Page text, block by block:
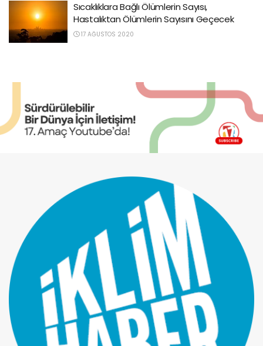
Sıcaklıklara Bağlı Ölümlerin Sayısı,
Hastalıktan Ölümlerin Sayısını Geçecek
17 AĞUSTOS 2020